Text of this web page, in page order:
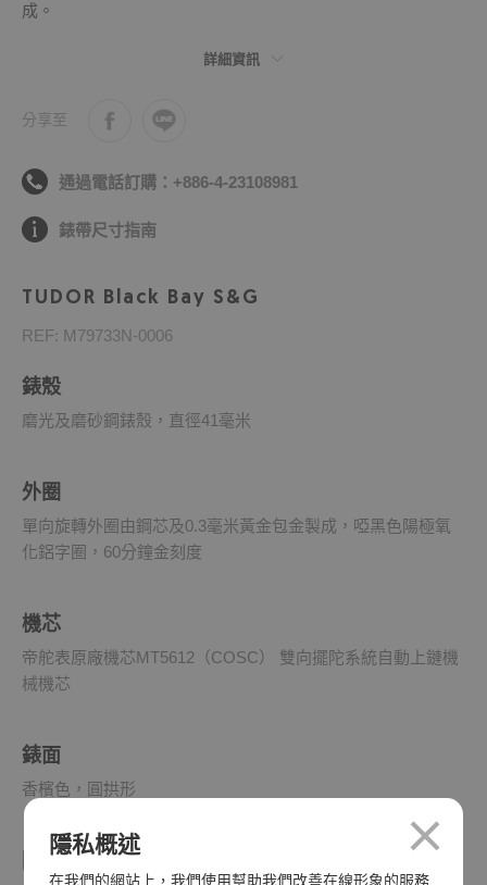
成。
詳細資訊
分享至
通過電話訂購：+886-4-23108981
錶帶尺寸指南
TUDOR Black Bay S&G
REF: M79733N-0006
錶殼
磨光及磨砂鋼錶殼，直徑41毫米
外圈
單向旋轉外圈由鋼芯及0.3毫米黃金包金製成，啞黑色陽極氧
化鋁字圈，60分鐘金刻度
機芯
帝舵表原廠機芯MT5612（COSC） 雙向擺陀系統自動上鏈機
械機芯
錶面
香檳色，圓拱形
防水深度
隱私概述
在我們的網站上，我們使用幫助我們改善在線形象的服務